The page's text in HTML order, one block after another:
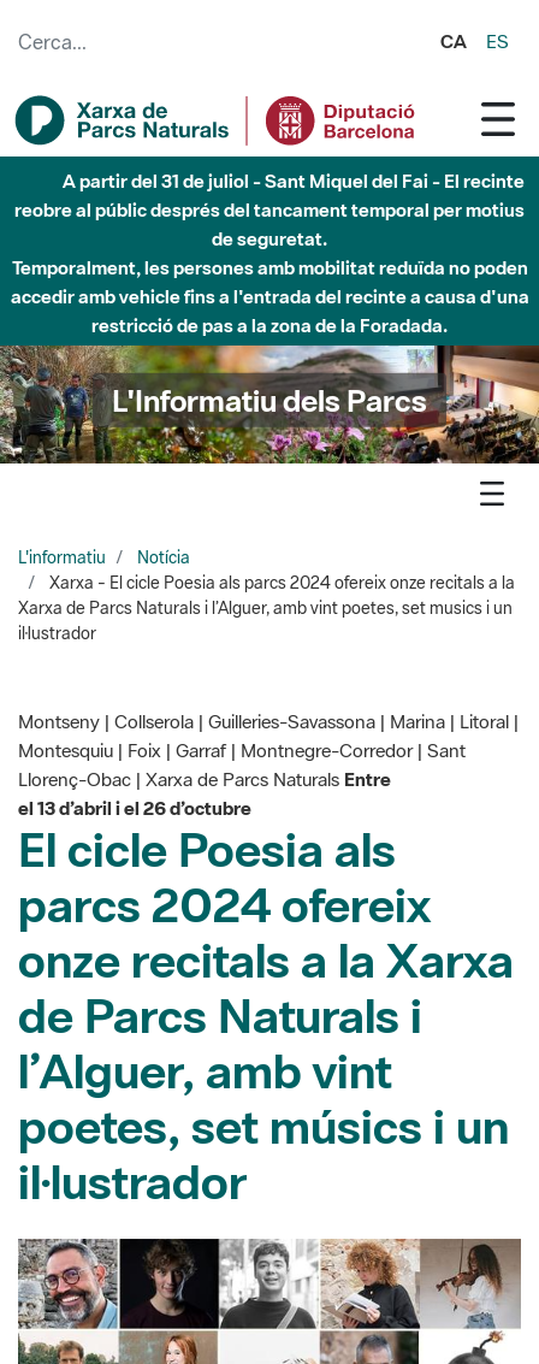
CA ES
Fins al desembre de 2026 - Parc Fluvial Besòs -
Afectacions a la llera del Parc Fluvial del Besòs degut a
obres de construcció d'una passera sobre el riu
L'Informatiu dels Parcs
L'informatiu
Notícia
Xarxa - El cicle Poesia als parcs 2024 ofereix onze recitals a la
il·lustrador
Montseny | Collserola | Guilleries-Savassona | Marina | Litoral |
el 13 d’abril i el 26 d’octubre
El cicle Poesia als
parcs 2024 ofereix
onze recitals a la Xarxa
de Parcs Naturals i
l’Alguer, amb vint
poetes, set músics i un
il·lustrador